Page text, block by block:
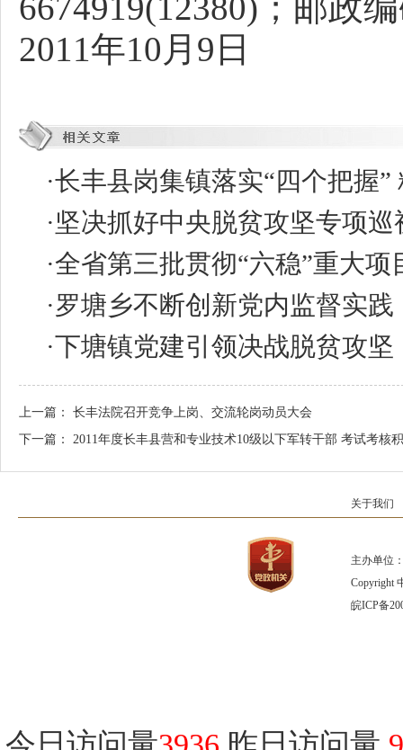
2011年10月9日
·长丰县岗集镇落实“四个把握
·坚决抓好中央脱贫攻坚专项
·全省第三批贯彻“六稳”重大项
·罗塘乡不断创新党内监督实践
·下塘镇党建引领决战脱贫攻坚
上一篇： 长丰法院召开竞争上岗、交流轮岗动员大会
下一篇： 2011年度长丰县营和专业技术10级以下军转干部 考试考核
关于我们
主办单位
Copyright
皖ICP备